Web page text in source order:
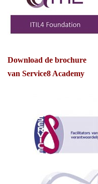
Download de brochure
van Service8 Academy